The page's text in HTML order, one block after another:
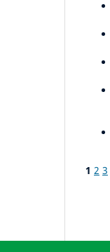
1 2 3